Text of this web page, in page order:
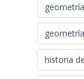
geometría
historia